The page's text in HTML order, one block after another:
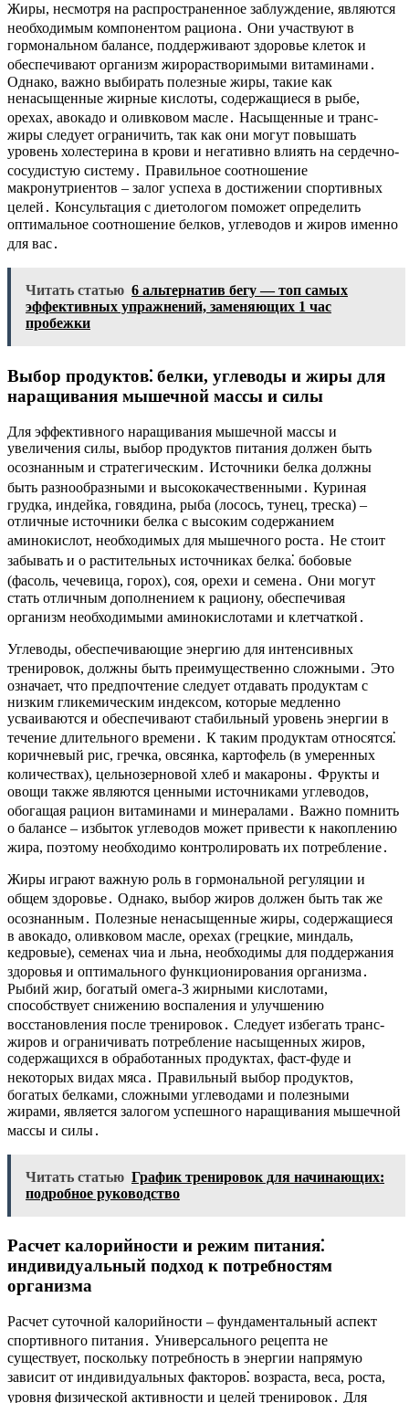
Жиры, несмотря на распространенное заблуждение, являются
необходимым компонентом рациона․ Они участвуют в
гормональном балансе, поддерживают здоровье клеток и
обеспечивают организм жирорастворимыми витаминами․
Однако, важно выбирать полезные жиры, такие как
ненасыщенные жирные кислоты, содержащиеся в рыбе,
орехах, авокадо и оливковом масле․ Насыщенные и транс-
жиры следует ограничить, так как они могут повышать
уровень холестерина в крови и негативно влиять на сердечно-
сосудистую систему․ Правильное соотношение
макронутриентов – залог успеха в достижении спортивных
целей․ Консультация с диетологом поможет определить
оптимальное соотношение белков, углеводов и жиров именно
для вас․
Читать статью 6 альтернатив бегу — топ самых
эффективных упражнений, заменяющих 1 час
пробежки
Выбор продуктов⁚ белки, углеводы и жиры для
наращивания мышечной массы и силы
Для эффективного наращивания мышечной массы и
увеличения силы, выбор продуктов питания должен быть
осознанным и стратегическим․ Источники белка должны
быть разнообразными и высококачественными․ Куриная
грудка, индейка, говядина, рыба (лосось, тунец, треска) –
отличные источники белка с высоким содержанием
аминокислот, необходимых для мышечного роста․ Не стоит
забывать и о растительных источниках белка⁚ бобовые
(фасоль, чечевица, горох), соя, орехи и семена․ Они могут
стать отличным дополнением к рациону, обеспечивая
организм необходимыми аминокислотами и клетчаткой․
Углеводы, обеспечивающие энергию для интенсивных
тренировок, должны быть преимущественно сложными․ Это
означает, что предпочтение следует отдавать продуктам с
низким гликемическим индексом, которые медленно
усваиваются и обеспечивают стабильный уровень энергии в
течение длительного времени․ К таким продуктам относятся⁚
коричневый рис, гречка, овсянка, картофель (в умеренных
количествах), цельнозерновой хлеб и макароны․ Фрукты и
овощи также являются ценными источниками углеводов,
обогащая рацион витаминами и минералами․ Важно помнить
о балансе – избыток углеводов может привести к накоплению
жира, поэтому необходимо контролировать их потребление․
Жиры играют важную роль в гормональной регуляции и
общем здоровье․ Однако, выбор жиров должен быть так же
осознанным․ Полезные ненасыщенные жиры, содержащиеся
в авокадо, оливковом масле, орехах (грецкие, миндаль,
кедровые), семенах чиа и льна, необходимы для поддержания
здоровья и оптимального функционирования организма․
Рыбий жир, богатый омега-3 жирными кислотами,
способствует снижению воспаления и улучшению
восстановления после тренировок․ Следует избегать транс-
жиров и ограничивать потребление насыщенных жиров,
содержащихся в обработанных продуктах, фаст-фуде и
некоторых видах мяса․ Правильный выбор продуктов,
богатых белками, сложными углеводами и полезными
жирами, является залогом успешного наращивания мышечной
массы и силы․
Читать статью График тренировок для начинающих:
подробное руководство
Расчет калорийности и режим питания⁚
индивидуальный подход к потребностям
организма
Расчет суточной калорийности – фундаментальный аспект
спортивного питания․ Универсального рецепта не
существует, поскольку потребность в энергии напрямую
зависит от индивидуальных факторов⁚ возраста, веса, роста,
уровня физической активности и целей тренировок․ Для